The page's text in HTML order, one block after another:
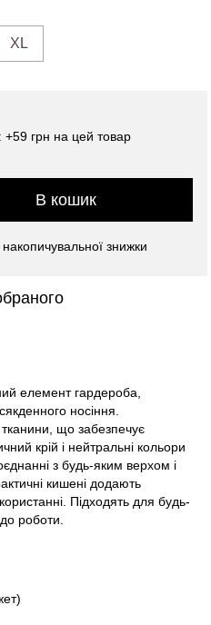
XL
грн на цей товар
В кошик
знижки
елемент гардероба,
носіння.
тканини, що забезпечує
крій і нейтральні кольори
з будь-яким верхом і
кишені додають
Підходять для будь-
роботи.